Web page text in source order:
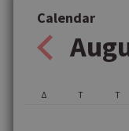
Calendar
Δ Τ Τ